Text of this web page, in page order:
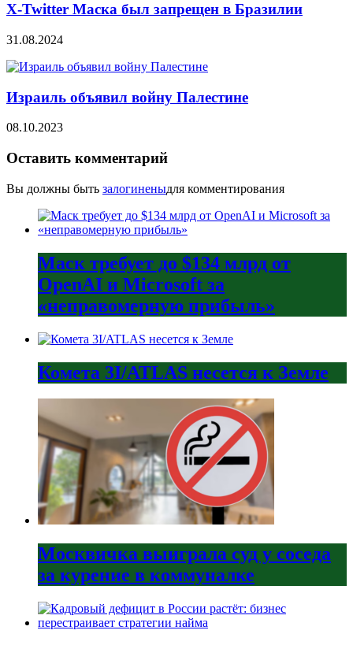
X-Twitter Маска был запрещен в Бразилии
31.08.2024
Израиль объявил войну Палестине
08.10.2023
Оставить комментарий
Вы должны быть залогиненыдля комментирования
Маск требует до $134 млрд от
OpenAI и Microsoft за
«неправомерную прибыль»
Комета 3I/ATLAS несется к Земле
Москвичка выиграла суд у соседа
за курение в коммуналке